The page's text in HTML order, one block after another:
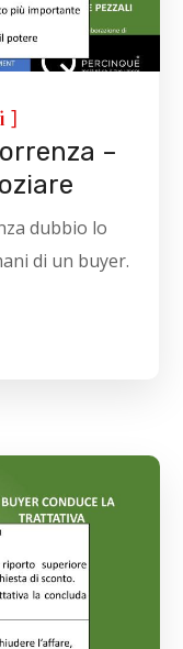
]
–
dubbio lo
di un buyer.